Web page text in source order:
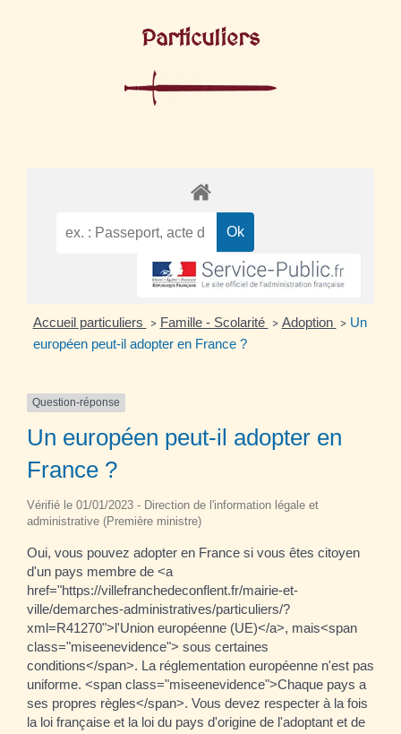
Particuliers
Accueil particuliers > Famille - Scolarité > Adoption > Un
européen peut-il adopter en France ?
Question-réponse
Un européen peut-il adopter en
France ?
Vérifié le 01/01/2023 - Direction de l'information légale et
administrative (Première ministre)
Oui, vous pouvez adopter en France si vous êtes citoyen
d'un pays membre de <a
href="https://villefranchedeconflent.fr/mairie-et-
ville/demarches-administratives/particuliers/?
xml=R41270">l'Union européenne (UE)</a>, mais<span
class="miseenevidence"> sous certaines
conditions</span>. La réglementation européenne n'est pas
uniforme. <span class="miseenevidence">Chaque pays a
ses propres règles</span>. Vous devez respecter à la fois
la loi française et la loi du pays d'origine de l'adoptant et de